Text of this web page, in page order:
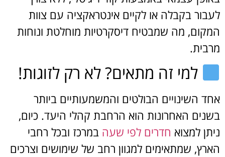
לעבור בקבלה או לקיים אינטראקציה עם צוות
המקום, מה שמבטיח דיסקרטיות מוחלטת ונוחות
מרבית.
למי זה מתאים? לא רק לזוגות!
אחד השינויים הבולטים והמשמעותיים ביותר
בשנים האחרונות הוא הרחבת קהלי היעד. כיום,
ניתן למצוא חדרים לפי שעה במרכז ובכל רחבי
הארץ, שמתאימים למגוון רחב של שימושים וצרכים